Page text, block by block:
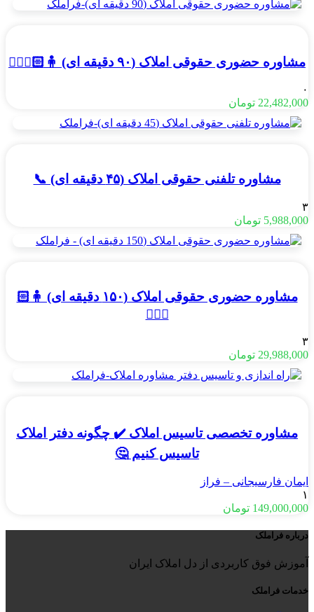
مشاوره حضوری حقوقی املاک (۹۰ دقیقه ای) 🧍🏻🧍🏻‍♂️
۰
22,482,000 تومان
مشاوره تلفنی حقوقی املاک (۴۵ دقیقه ای) 📞
۳
5,988,000 تومان
مشاوره حضوری حقوقی املاک (۱۵۰ دقیقه ای) 🧍🏻
🧍🏻‍♂️
۳
29,988,000 تومان
مشاوره تخصصی تاسیس املاک ✔️ چگونه دفتر املاک
تاسیس کنیم 🤔
ایمان فارسیجانی – فراز
۱
149,000,000 تومان
درباره فراملک
آموزش فوق کاربردی از دل املاک ایران
خدمات فراملک